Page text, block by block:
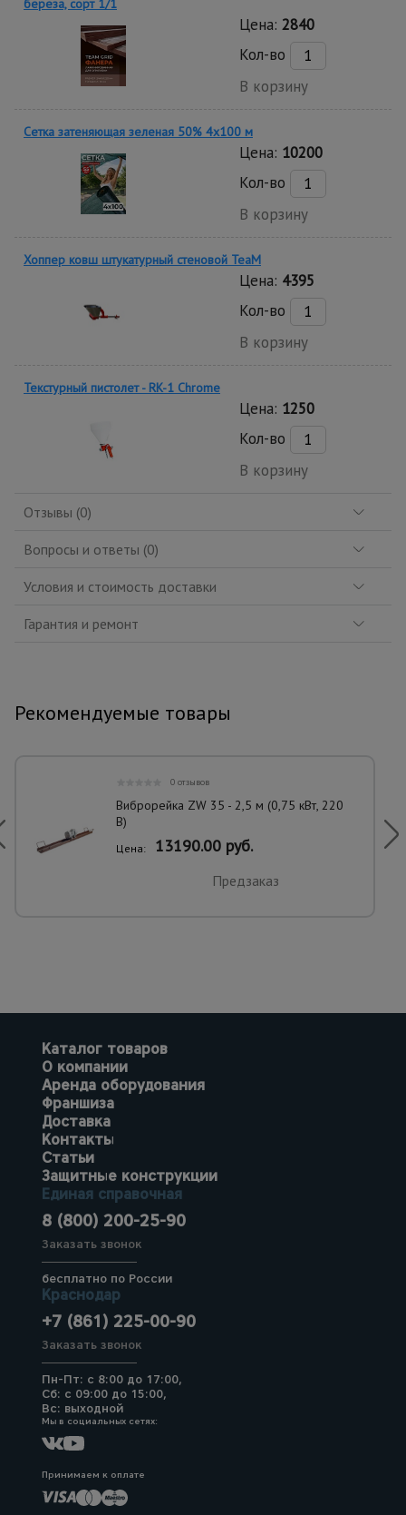
береза, сорт 1/1
Цена: 2840
Кол-во
В корзину
Сетка затеняющая зеленая 50% 4х100 м
Цена: 10200
Кол-во
В корзину
Хоппер ковш штукатурный стеновой TeaM
Цена: 4395
Кол-во
В корзину
Текстурный пистолет - RK-1 Chrome
Цена: 1250
Кол-во
В корзину
Отзывы (0)
Вопросы и ответы (0)
Условия и стоимость доставки
Гарантия и ремонт
Рекомендуемые товары
0 отзывов
Виброрейка ZW 35 - 2,5 м (0,75 кВт, 220
В)
Цена: 13190.00 руб.
Предзаказ
Каталог товаров
О компании
Аренда оборудования
Франшиза
Доставка
Контакты
Статьи
Защитные конструкции
Единая справочная
8 (800) 200-25-90
Заказать звонок
бесплатно по России
Краснодар
+7 (861) 225-00-90
Заказать звонок
Пн-Пт: с 8:00 до 17:00,
Сб: с 09:00 до 15:00,
Вс: выходной
Мы в социальных сетях:
Принимаем к оплате